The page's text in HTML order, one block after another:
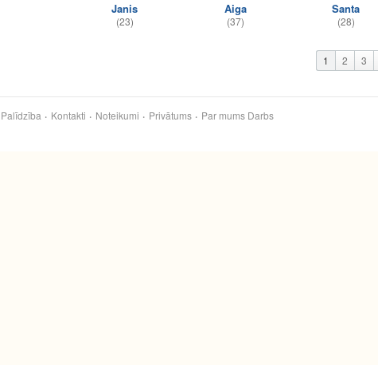
Janis
(23)
Aiga
(37)
Santa
(28)
1 2 3
Palīdzība Kontakti Noteikumi Privātums Par mums Darbs